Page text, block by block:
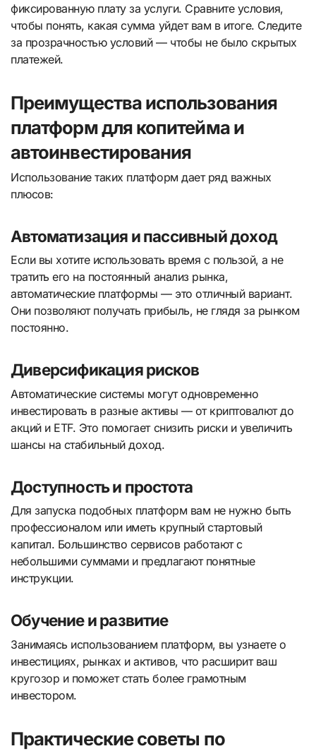
фиксированную плату за услуги. Сравните условия,
чтобы понять, какая сумма уйдет вам в итоге. Следите
за прозрачностью условий — чтобы не было скрытых
платежей.
Преимущества использования
платформ для копитейма и
автоинвестирования
Использование таких платформ дает ряд важных
плюсов:
Автоматизация и пассивный доход
Если вы хотите использовать время с пользой, а не
тратить его на постоянный анализ рынка,
автоматические платформы — это отличный вариант.
Они позволяют получать прибыль, не глядя за рынком
постоянно.
Диверсификация рисков
Автоматические системы могут одновременно
инвестировать в разные активы — от криптовалют до
акций и ETF. Это помогает снизить риски и увеличить
шансы на стабильный доход.
Доступность и простота
Для запуска подобных платформ вам не нужно быть
профессионалом или иметь крупный стартовый
капитал. Большинство сервисов работают с
небольшими суммами и предлагают понятные
инструкции.
Обучение и развитие
Занимаясь использованием платформ, вы узнаете о
инвестициях, рынках и активов, что расширит ваш
кругозор и поможет стать более грамотным
инвестором.
Практические советы по